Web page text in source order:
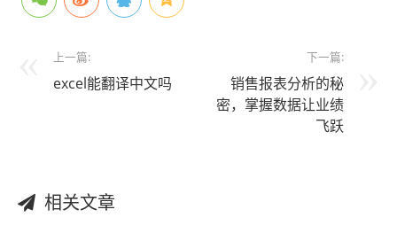
上一篇:
excel能翻译中文吗
下一篇:
销售报表分析的秘
密，掌握数据让业绩
飞跃
相关文章